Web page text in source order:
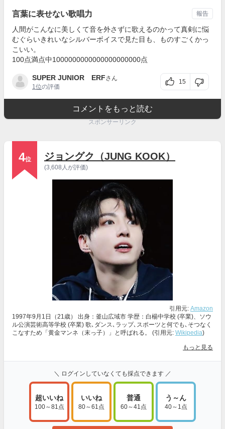
言葉に表せない歌唱力
人間がこんなに美しくて音を外さずに歌えるのかって真剣に悩
むぐらいきれいなシルバーボイスで見た目も、ものすごくかっ
こいい。
100点満点中1000000000000000000000点
SUPER JUNIOR ERFさん
1位の評価
15
報告
コメントをもっと読む
スポンサーリンク
4位 ジョングク（JUNG KOOK）
(3,608人が評価)
引用元: Amazon
1997年9月1日（21歳） 出身：釜山広域市 学歴：白楊中学校 (卒業)、ソウ
ル公演芸術高等学校 (卒業) 歌､ダンス､ラップ､スポーツと何でも､そつなく
こなすため「黄金マンネ（末っ子）」と呼ばれる。 (引用元: Wikipedia)
もっと見る
＼ ログインしていなくても採点できます ／
超いいね
100～81点
いいね
80～61点
普通
60～41点
う～ん
40～1点